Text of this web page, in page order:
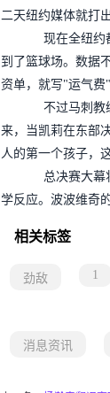
二天纽约媒体就打
现在全纽约都
到了篮球场。数据
资单，就写"运气费"
不过马刺教练
来，当凯莉在东部
人的第一个孩子，
总决赛大幕将
学反应。波波维奇
相关标签
劲敌 1
消息资讯